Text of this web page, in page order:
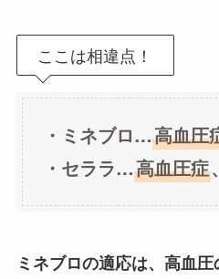
ここは相違点！
・ミネブロ…高血圧
・セララ…高血圧症
ミネブロの適応は、高血圧